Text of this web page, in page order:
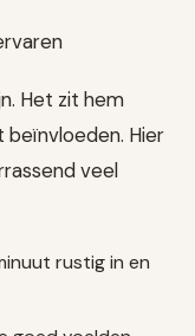
Het zit hem
beïnvloeden. Hier
veel
rustig in en